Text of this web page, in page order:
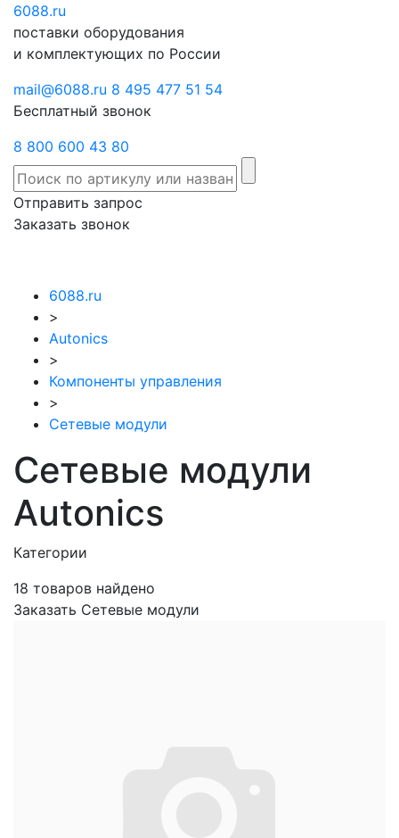
6088.ru
поставки оборудования
и комплектующих по России
mail@6088.ru 8 495 477 51 54
Бесплатный звонок
8 800 600 43 80
Отправить запрос
Заказать звонок
6088.ru
>
Autonics
>
Компоненты управления
>
Сетевые модули
Сетевые модули
Autonics
Категории
18 товаров найдено
Заказать Сетевые модули
Отправить
запрос
звонок